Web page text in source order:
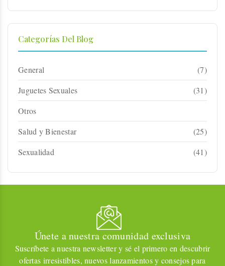
Categorías Del Blog
General
(7)
Juguetes Sexuales
(31)
Otros
Salud y Bienestar
(25)
Sexualidad
(41)
Únete a nuestra comunidad exclusiva
Suscríbete a nuestra newsletter y sé el primero en descubrir
ofertas irresistibles, nuevos lanzamientos y consejos para